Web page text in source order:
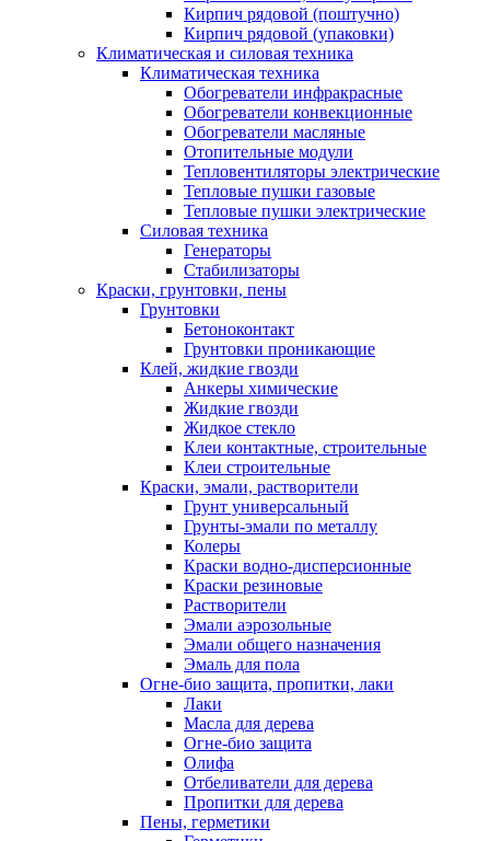
Кирпич рядовой (поштучно)
Кирпич рядовой (упаковки)
Климатическая и силовая техника
Климатическая техника
Обогреватели инфракрасные
Обогреватели конвекционные
Обогреватели масляные
Отопительные модули
Тепловентиляторы электрические
Тепловые пушки газовые
Тепловые пушки электрические
Силовая техника
Генераторы
Стабилизаторы
Краски, грунтовки, пены
Грунтовки
Бетоноконтакт
Грунтовки проникающие
Клей, жидкие гвозди
Анкеры химические
Жидкие гвозди
Жидкое стекло
Клеи контактные, строительные
Клеи строительные
Краски, эмали, растворители
Грунт универсальный
Грунты-эмали по металлу
Колеры
Краски водно-дисперсионные
Краски резиновые
Растворители
Эмали аэрозольные
Эмали общего назначения
Эмаль для пола
Огне-био защита, пропитки, лаки
Лаки
Масла для дерева
Огне-био защита
Олифа
Отбеливатели для дерева
Пропитки для дерева
Пены, герметики